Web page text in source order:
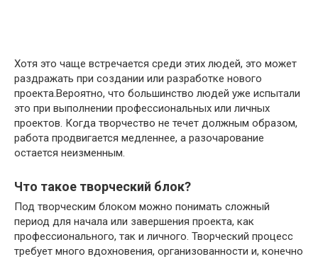
Хотя это чаще встречается среди этих людей, это может
раздражать при создании или разработке нового
проекта.Вероятно, что большинство людей уже испытали
это при выполнении профессиональных или личных
проектов. Когда творчество не течет должным образом,
работа продвигается медленнее, а разочарование
остается неизменным.
Что такое творческий блок?
Под творческим блоком можно понимать сложный
период для начала или завершения проекта, как
профессионального, так и личного. Творческий процесс
требует много вдохновения, организованности и, конечно